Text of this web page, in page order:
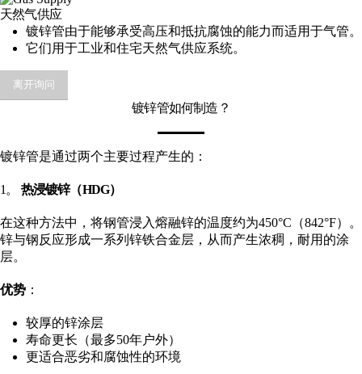
天然气供应
镀锌管由于能够承受高压和抵抗腐蚀的能力而适用于气管。
它们用于工业和住宅天然气供应系统。
离开询问
镀锌管如何制造？
镀锌管是通过两个主要过程产生的：
1。 热浸镀锌（HDG）
在这种方法中，将钢管浸入熔融锌的温度约为450°C（842°F）。
锌与钢反应形成一系列锌铁合金层，从而产生浓稠，耐用的涂
层。
优势 ：
较厚的锌涂层
寿命更长（最多50年户外）
更适合恶劣和腐蚀性的环境